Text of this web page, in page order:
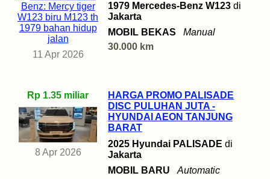
11 Apr 2026
1979 Mercedes-Benz W123 di
Jakarta
MOBIL BEKAS
Manual
30.000 km
Rp 1.35 miliar
8 Apr 2026
HARGA PROMO PALISADE
DISC PULUHAN JUTA -
HYUNDAI AEON TANJUNG
BARAT
2025 Hyundai PALISADE di
Jakarta
MOBIL BARU
Automatic